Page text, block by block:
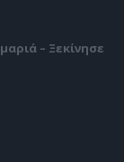
– Ξεκίνησε